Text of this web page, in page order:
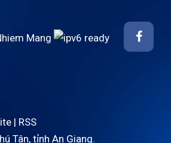
| RSS
Tân, tỉnh An Giang.